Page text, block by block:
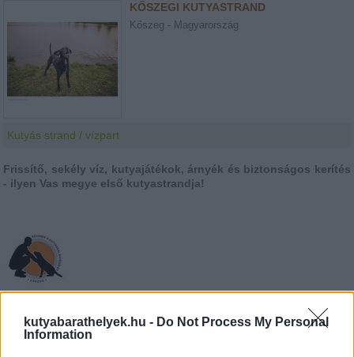
kutyabarathelyek.hu - Do Not Process My Personal
Information
KŐSZEGI KUTYASTRAND
Kőszeg - Magyarország
Kutyás strand / vízpart
Frissítő, sekély víz, kutyajátékok, árnyék és biztonságos kerítés
- ilyen Vas megye első kutyastrandja!
További adatok
Település:Kőszeg